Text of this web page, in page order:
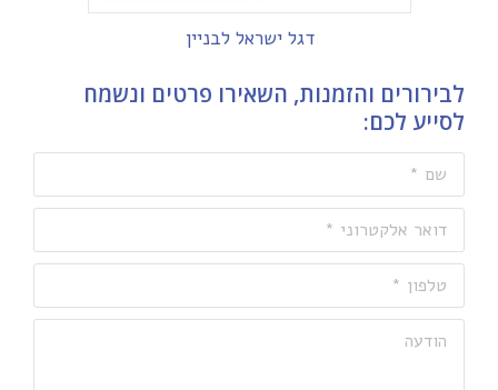
דגל ישראל לבניין
לבירורים והזמנות, השאירו פרטים ונשמח
לסייע לכם:
שם *
דואר אלקטרוני *
טלפון *
הודעה